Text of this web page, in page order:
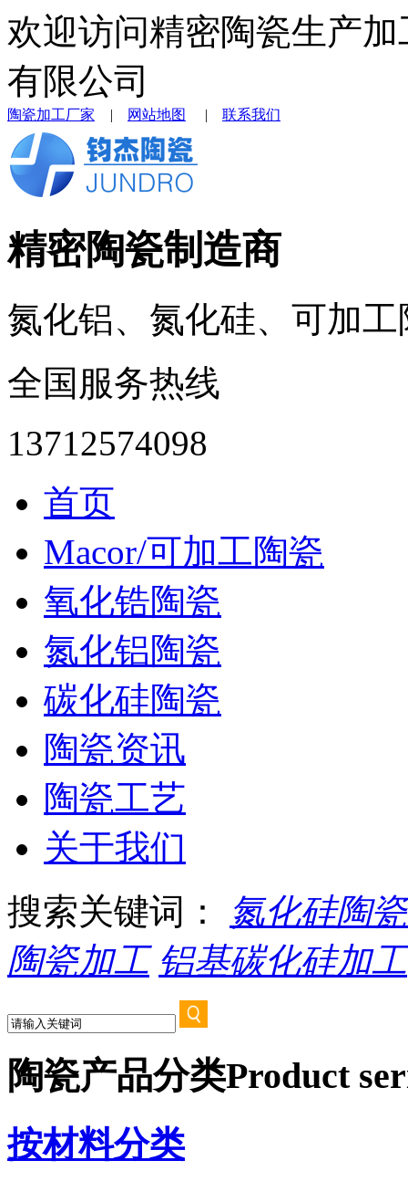
欢迎访问精密陶瓷生产
有限公司
陶瓷加工厂家 | 网站地图 | 联系我们
精密陶瓷制造商
氮化铝、氮化硅、可加
全国服务热线
13712574098
首页
Macor/可加工陶瓷
氧化锆陶瓷
氮化铝陶瓷
碳化硅陶瓷
陶瓷资讯
陶瓷工艺
关于我们
搜索关键词：
氮化硅陶
陶瓷加工 铝基碳化硅加工
陶瓷产品分类Product
按材料分类